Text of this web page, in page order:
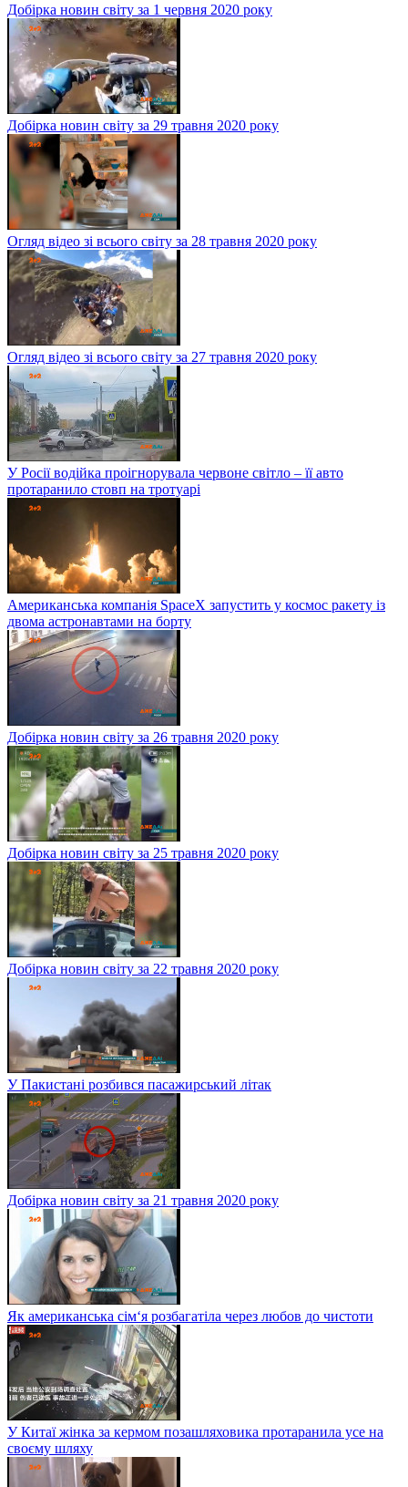
Добірка новин світу за 1 червня 2020 року
Добірка новин світу за 29 травня 2020 року
Огляд відео зі всього світу за 28 травня 2020 року
Огляд відео зі всього світу за 27 травня 2020 року
У Росії водійка проігнорувала червоне світло – її авто
протаранило стовп на тротуарі
Американська компанія SpaceX запустить у космос ракету із
двома астронавтами на борту
Добірка новин світу за 26 травня 2020 року
Добірка новин світу за 25 травня 2020 року
Добірка новин світу за 22 травня 2020 року
У Пакистані розбився пасажирський літак
Добірка новин світу за 21 травня 2020 року
Як американська сім‘я розбагатіла через любов до чистоти
У Китаї жінка за кермом позашляховика протаранила усе на
своєму шляху